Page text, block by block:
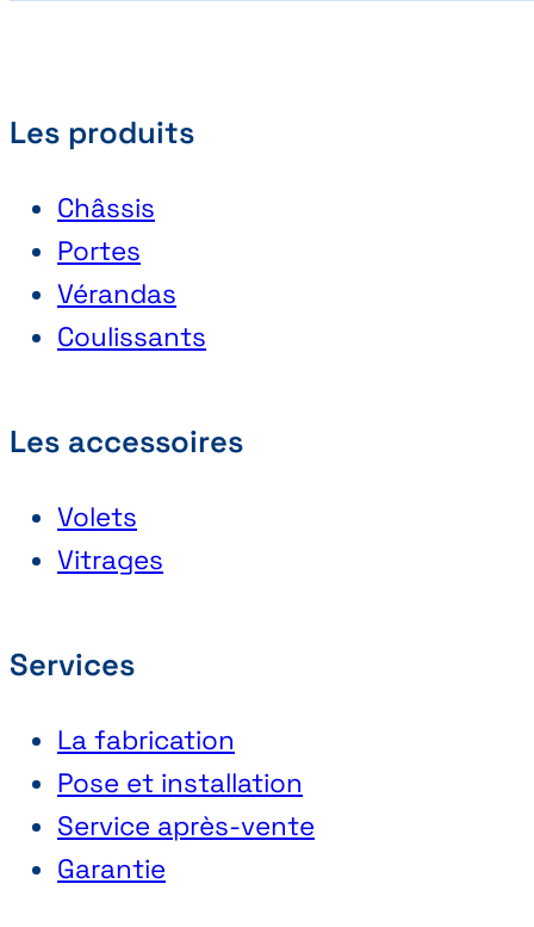
Les produits
Châssis
Portes
Vérandas
Coulissants
Les accessoires
Volets
Vitrages
Services
La fabrication
Pose et installation
Service après-vente
Garantie